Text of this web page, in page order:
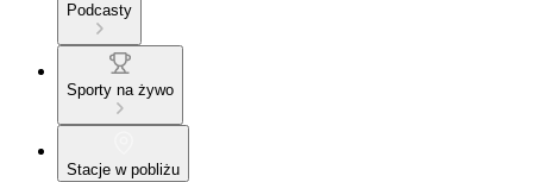
Podcasty
Sporty na żywo
Stacje w pobliżu